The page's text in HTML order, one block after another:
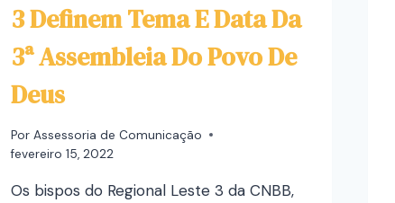
3 Definem Tema E Data Da
3ª Assembleia Do Povo De
Deus
Por Assessoria de Comunicação
fevereiro 15, 2022
Os bispos do Regional Leste 3 da CNBB,